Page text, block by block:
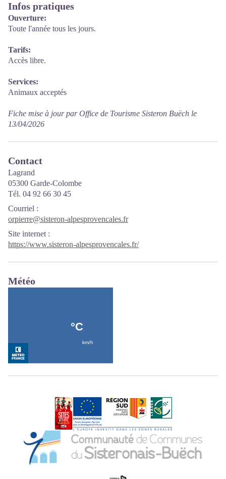
Infos pratiques
Ouverture:
Toute l'année tous les jours.
Tarifs:
Accès libre.
Services:
Animaux acceptés
Fiche mise à jour par Office de Tourisme Sisteron Buëch le
13/04/2026
Contact
Lagrand
05300 Garde-Colombe
Tél. 04 92 66 30 45
Courriel :
orpierre@sisteron-alpesprovencales.fr
Site internet :
https://www.sisteron-alpesprovencales.fr/
Météo